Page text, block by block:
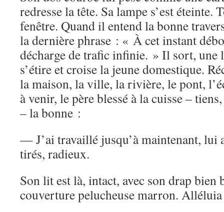
redresse la tête. Sa lampe s’est éteinte.
fenêtre. Quand il entend la bonne
la dernière phrase : « À cet instant
décharge de trafic infinie. » Il sort, une
s’étire et croise la jeune domestique.
la maison, la ville, la rivière, le pont,
à venir, le père blessé à la cuisse –
– la bonne :
— J’ai travaillé jusqu’à maintenant, lui
tirés, radieux.
Son lit est là, intact, avec son drap bien
couverture pelucheuse marron.